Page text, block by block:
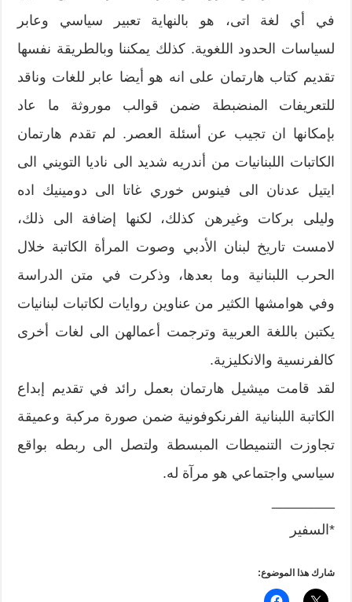
في أي لغة اتى، هو بالنهاية تعبير سياسي وعابر
لسياسات الحدود اللغوية. كذلك يمكننا وبالطريقة نفسها
تقديم كتاب هارتمان على انه هو أيضا عابر للغات وناقد
للتعريفات المنضبطة ضمن قوالب موروثة ما عاد
بإمكانها ان تجيب عن أسئلة العصر. لم تقدم هارتمان
الكاتبات اللبنانيات من أندريه شديد الى ناديا التويني الى
ايتيل عدنان الى فينوس خوري غاتا الى دومينيك اده
وليلى بركات وغيرهن كذلك، لكنها إضافة الى ذلك،
لامست تاريخ لبنان الأدبي وصوت المرأة الكاتبة خلال
الحرب اللبنانية وما بعدها، وذكرت في متن الدراسة
وفي هوامشها الكثير من عناوين روايات لكاتبات لبنانيات
يكتبن باللغة العربية وترجمت أعمالهن الى لغات أخرى
كالفرنسية والانكليزية.
لقد قامت ميشيل هارتمان بعمل رائد في تقديم إبداع
الكاتبة اللبنانية الفرنكوفونية ضمن صورة مركبة وعميقة
تجاوزت التنميطات المبسطة ولتصل الى ربطه بواقع
سياسي واجتماعي هو مرآة له.
*السفير
شارك هذا الموضوع: